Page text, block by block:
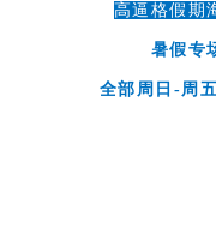
高逼格假期
暑假专
全部周日-周